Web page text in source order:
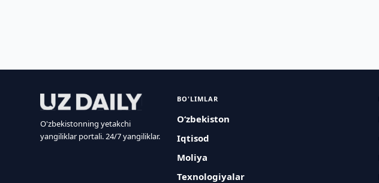
O'zbekistonning yetakchi
yangiliklar portali. 24/7 yangiliklar.
BO'LIMLAR
O‘zbekiston
Iqtisod
Moliya
Texnologiyalar